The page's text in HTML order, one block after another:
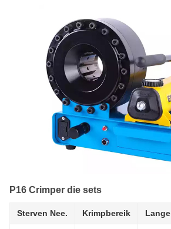
P16 Crimper die sets
Sterven Nee. Krimpbereik Lange